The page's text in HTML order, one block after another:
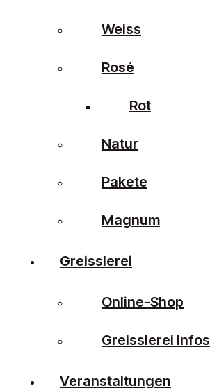
Weiss
Rosé
Rot
Natur
Pakete
Magnum
Greisslerei
Online-Shop
Greisslerei Infos
Veranstaltungen